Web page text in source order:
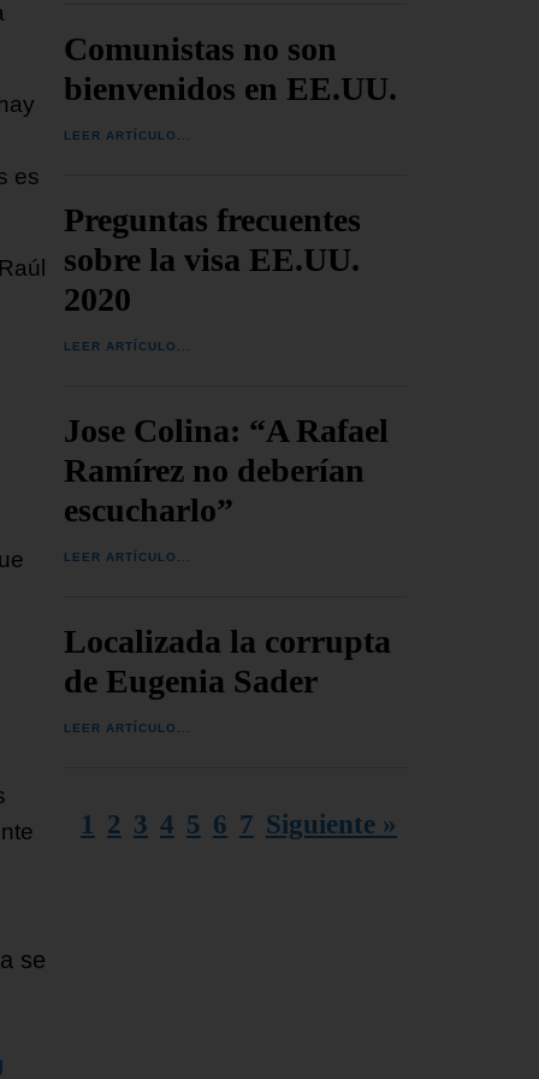
es
se
Comunistas no son
bienvenidos en EE.UU.
LEER ARTÍCULO...
Preguntas frecuentes
sobre la visa EE.UU.
2020
LEER ARTÍCULO...
Jose Colina: “A Rafael
Ramírez no deberían
escucharlo”
LEER ARTÍCULO...
Localizada la corrupta
de Eugenia Sader
LEER ARTÍCULO...
1 2 3 4 5 6 7 Siguiente »